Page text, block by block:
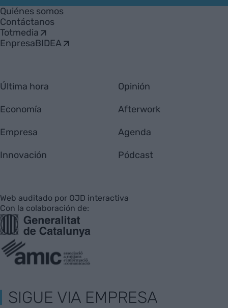
Empresa
Quiénes somos
Contáctanos
Totmedia
EnpresaBIDEA
Última hora
Economía
Empresa
Innovación
Opinión
Afterwork
Agenda
Pódcast
Web auditado por OJD interactiva
Con la colaboración de:
SIGUE VIA EMPRESA